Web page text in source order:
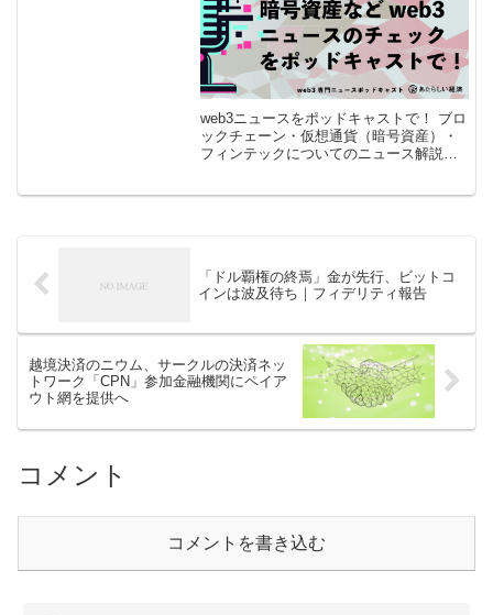
web3ニュースをポッドキャストで！ ブロ
ックチェーン・仮想通貨（暗号資産）・
フィンテックについてのニュース解説を
「ドル覇権の終焉」金が先行、ビットコ
インは波及待ち｜フィデリティ報告
越境決済のニウム、サークルの決済ネッ
トワーク「CPN」参加金融機関にペイア
ウト網を提供へ
コメント
コメントを書き込む